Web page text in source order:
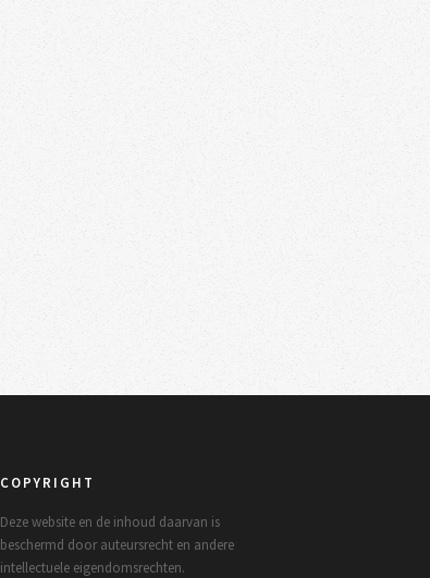
COPYRIGHT
Deze website en de inhoud daarvan is
beschermd door auteursrecht en andere
intellectuele eigendomsrechten.